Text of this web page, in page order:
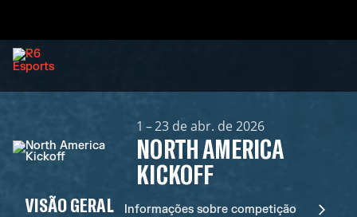
1 – 23 de abr. de 2026
NORTH AMERICA
KICKOFF
VISÃO GERAL Informações sobre competição